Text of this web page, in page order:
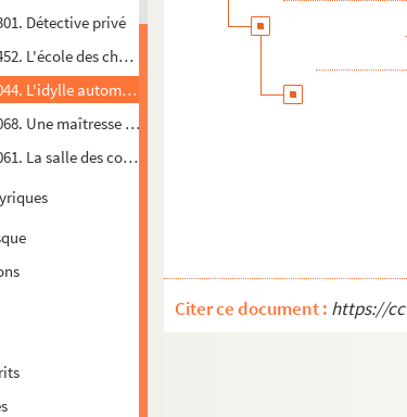
Détective privé
L'école des chauffeurs
L'idylle automobile : fantaisie radiophonique
Une maîtresse de Napoléon : Mademoiselle George
La salle des coffres
Citer ce document : https://